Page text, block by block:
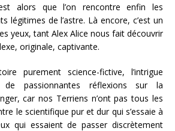
alors que l’on rencontre enfin les
légitimes de l’astre. Là encore, c’est un
yeux, tant Alex Alice nous fait découvrir
originale, captivante.
purement science-fictive, l’intrigue
de passionnantes réflexions sur la
car nos Terriens n’ont pas tous les
le scientifique pur et dur qui s’essaie à
qui essaient de passer discrètement